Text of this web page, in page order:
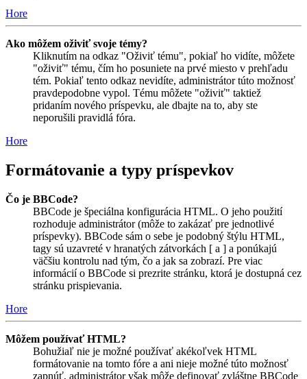
Hore
Ako môžem oživiť svoje témy?
Kliknutím na odkaz "Oživiť tému", pokiaľ ho vidíte, môžete
"oživiť" tému, čím ho posuniete na prvé miesto v prehľadu
tém. Pokiaľ tento odkaz nevidíte, administrátor túto možnosť
pravdepodobne vypol. Tému môžete "oživiť" taktiež
pridaním nového príspevku, ale dbajte na to, aby ste
neporušili pravidlá fóra.
Hore
Formátovanie a typy príspevkov
Čo je BBCode?
BBCode je špeciálna konfigurácia HTML. O jeho použití
rozhoduje administrátor (môže to zakázať pre jednotlivé
príspevky). BBCode sám o sebe je podobný štýlu HTML,
tagy sú uzavreté v hranatých zátvorkách [ a ] a ponúkajú
väčšiu kontrolu nad tým, čo a jak sa zobrazí. Pre viac
informácií o BBCode si prezrite stránku, ktorá je dostupná cez
stránku prispievania.
Hore
Môžem používať HTML?
Bohužiaľ nie je možné používať akékoľvek HTML
formátovanie na tomto fóre a ani nieje možné túto možnosť
zapnúť, administrátor však môže definovať zvláštne BBCode